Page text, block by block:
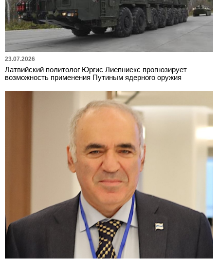
23.07.2026
Латвийский политолог Юргис Лиепниекс прогнозирует
возможность применения Путиным ядерного оружия